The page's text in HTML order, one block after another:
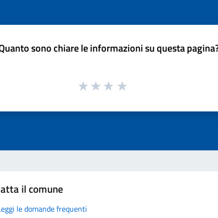
sono chiare le informazioni su questa
il comune
le domande frequenti